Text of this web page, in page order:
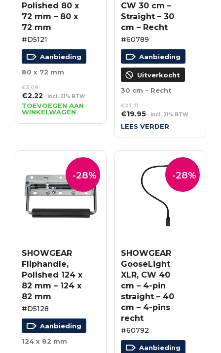
Polished 80 x
72 mm – 80 x
72 mm
#D5121
Aanbieding
80 x 72 mm
€3.09
Oorspronkelijke
prijs
was:
€3.09.
€2.22Huidige
prijs
is:
€2.22.
incl. 21% BTW
TOEVOEGEN AAN
WINKELWAGEN
CW 30 cm –
Straight – 30
cm – Recht
#60789
Aanbieding
Uitverkocht
30 cm – Recht
€27.71
Oorspronkelijke
prijs
€19.95Huidige
prijs
incl. 21% BTW
LEES VERDER
-28%
SHOWGEAR
Fliphandle,
Polished 124 x
82 mm – 124 x
82 mm
#D5128
Aanbieding
124 x 82 mm
-28%
SHOWGEAR
GooseLight
XLR, CW 40
cm – 4-pin
straight – 40
cm – 4-pins
recht
#60792
Aanbieding